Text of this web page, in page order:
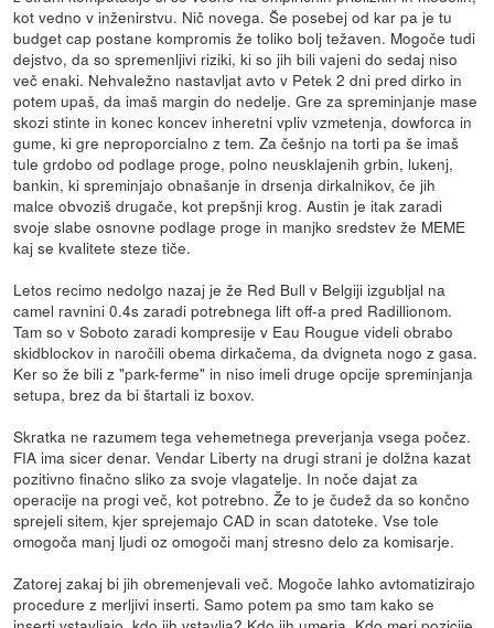
kot vedno v inženirstvu. Nič novega. Še posebej od kar pa je tu
budget cap postane kompromis že toliko bolj težaven. Mogoče tudi
dejstvo, da so spremenljivi riziki, ki so jih bili vajeni do sedaj niso
več enaki. Nehvaležno nastavljat avto v Petek 2 dni pred dirko in
potem upaš, da imaš margin do nedelje. Gre za spreminjanje mase
skozi stinte in konec koncev inheretni vpliv vzmetenja, dowforca in
gume, ki gre neproporcialno z tem. Za češnjo na torti pa še imaš
tule grdobo od podlage proge, polno neusklajenih grbin, lukenj,
bankin, ki spreminjajo obnašanje in drsenja dirkalnikov, če jih
malce obvoziš drugače, kot prepšnji krog. Austin je itak zaradi
svoje slabe osnovne podlage proge in manjko sredstev že MEME
kaj se kvalitete steze tiče.
Letos recimo nedolgo nazaj je že Red Bull v Belgiji izgubljal na
camel ravnini 0.4s zaradi potrebnega lift off-a pred Radillionom.
Tam so v Soboto zaradi kompresije v Eau Rougue videli obrabo
skidblockov in naročili obema dirkačema, da dvigneta nogo z gasa.
Ker so že bili z "park-ferme" in niso imeli druge opcije spreminjanja
setupa, brez da bi štartali iz boxov.
Skratka ne razumem tega vehemetnega preverjanja vsega počez.
FIA ima sicer denar. Vendar Liberty na drugi strani je dolžna kazat
pozitivno finačno sliko za svoje vlagatelje. In noče dajat za
operacije na progi več, kot potrebno. Že to je čudež da so končno
sprejeli sitem, kjer sprejemajo CAD in scan datoteke. Vse tole
omogoča manj ljudi oz omogoči manj stresno delo za komisarje.
Zatorej zakaj bi jih obremenjevali več. Mogoče lahko avtomatizirajo
procedure z merljivi inserti. Samo potem pa smo tam kako se